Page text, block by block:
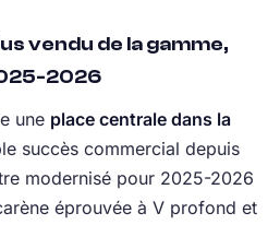
vendu de la gamme,
2026
une place centrale dans la
succès commercial depuis
modernisé pour 2025-2026
éprouvée à V profond et